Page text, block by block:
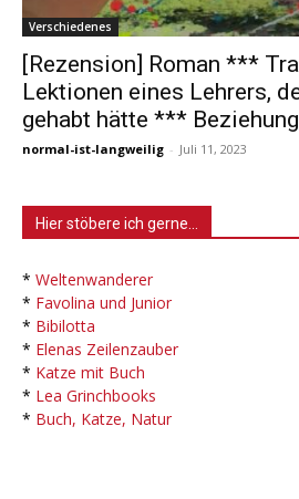
Verschiedenes
[Rezension] Roman ***
Lektionen eines Lehrers,
gehabt hätte ***
normal-ist-langweilig - Juli 11, 2023
Hier stöbere ich gerne…
* Weltenwanderer
* Favolina und Junior
* Bibilotta
* Elenas Zeilenzauber
* Katze mit Buch
* Lea Grinchbooks
* Buch, Katze, Natur